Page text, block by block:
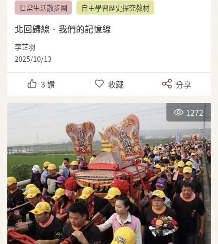
日常生活散步團 自主學習歷史探究教材
北回歸線・我們的記憶線
李芷羽
2025/10/13
3 讚 收藏 分享
1272